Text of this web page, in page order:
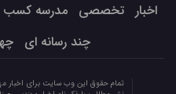
اخبار تخصصی مدرسه کسب
چند رسانه ای
تمام حقوق این وب سایت برای اخبار